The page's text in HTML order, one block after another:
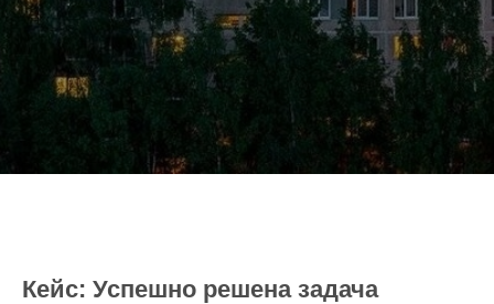
Кейс: Успешно решена задача